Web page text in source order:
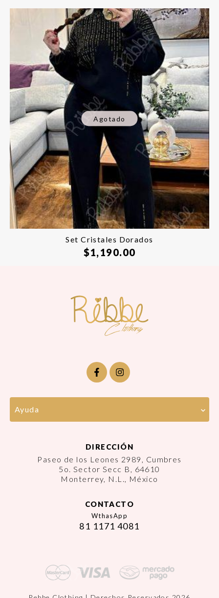
Agotado
Set Cristales Dorados
$1,190.00
Ayuda
DIRECCIÓN
Paseo de los Leones 2989, Cumbres
5o. Sector Secc B, 64610
Monterrey, N.L., México
CONTACTO
WthasApp
81 1171 4081